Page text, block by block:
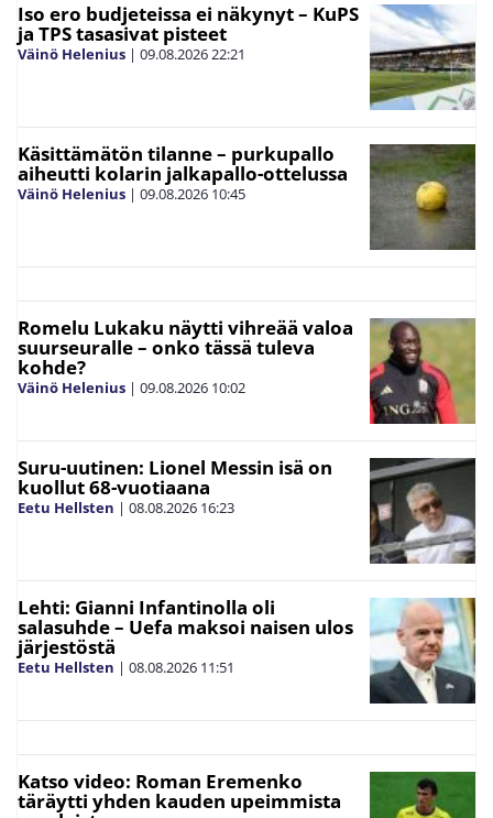
Iso ero budjeteissa ei näkynyt – KuPS
ja TPS tasasivat pisteet
Väinö Helenius | 09.08.202622:21
Käsittämätön tilanne – purkupallo
aiheutti kolarin jalkapallo-ottelussa
Väinö Helenius | 09.08.2026 10:45
Romelu Lukaku näytti vihreää valoa
suurseuralle – onko tässä tuleva
kohde?
Väinö Helenius | 09.08.2026 10:02
Suru-uutinen: Lionel Messin isä on
kuollut 68-vuotiaana
Eetu Hellsten | 08.08.2026 16:23
Lehti: Gianni Infantinolla oli
salasuhde – Uefa maksoi naisen ulos
järjestöstä
Eetu Hellsten | 08.08.2026 11:51
Katso video: Roman Eremenko
täräytti yhden kauden upeimmista